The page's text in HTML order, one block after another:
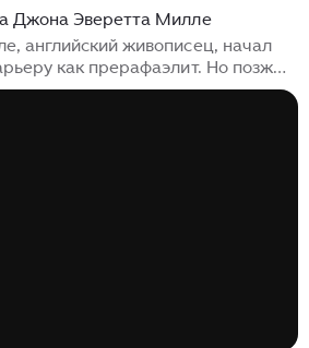
Джона Эверетта Милле
английский живописец, начал
как прерафаэлит. Но позже
и зрелый стиль. Он